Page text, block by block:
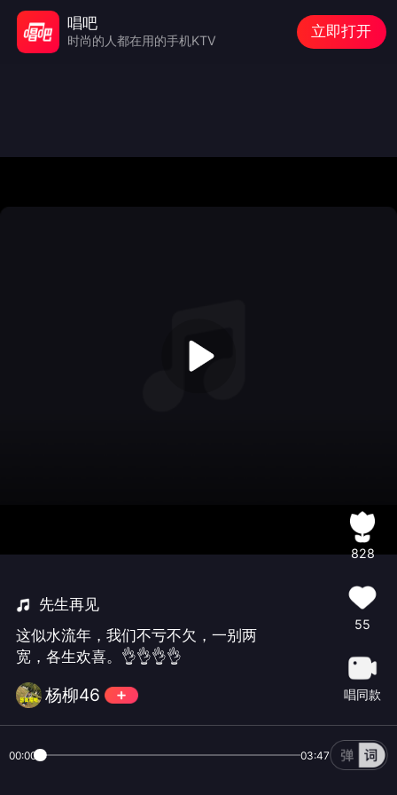
先生再见
这似水流年，我们不亏不欠，一别两
宽，各生欢喜。👌👌👌👌
杨柳46
828
55
唱同款
00:00 03:47
唱吧
时尚的人都在用的手机KTV
立即打开